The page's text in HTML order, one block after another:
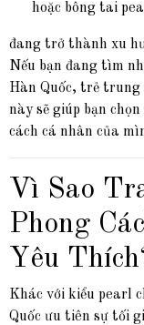
hoặc bông tai
đang trở thành xu
Nếu bạn đang tìm
Hàn Quốc, trẻ trung
này sẽ giúp bạn
cách cá nhân của
Vì Sao
Phong
Yêu
Khác với kiểu pearl
Quốc ưu tiên sự tối